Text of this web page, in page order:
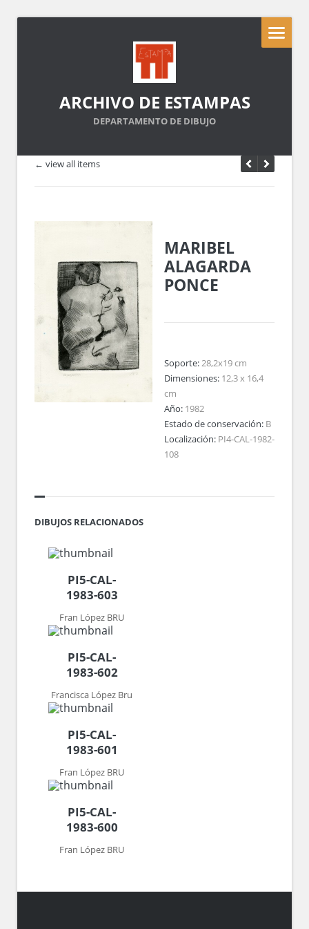
ARCHIVO DE ESTAMPAS
DEPARTAMENTO DE DIBUJO
← view all items
MARIBEL
ALAGARDA
PONCE
Soporte:28,2x19 cm
Dimensiones: 12,3 x 16,4
cm
Año: 1982
Estado de conservación: B
Localización: PI4-CAL-1982-
108
DIBUJOS RELACIONADOS
PI5-CAL-
1983-603
Fran López BRU
PI5-CAL-
1983-602
Francisca López Bru
PI5-CAL-
1983-601
Fran López BRU
PI5-CAL-
1983-600
Fran López BRU